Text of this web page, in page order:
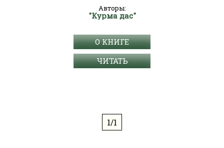
Авторы:
"Курма дас"
О КНИГЕ
ЧИТАТЬ
1/1